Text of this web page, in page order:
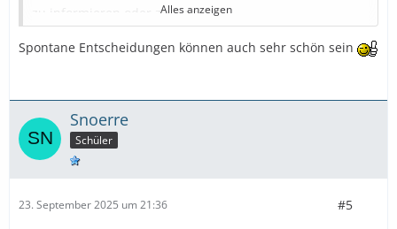
zu informieren oder zu planen.
Das einzig wichtige für mich war ein großes Schiff weil
Wir waren mit der Nova 1 Woche im Mittelmeer in einer
Meerblickkabine.
Und es war für uns die perfekte Reise, wir hatten ja
Aber auch heute sage ich noch es war für mich die
Alles anzeigen
Spontane Entscheidungen können auch sehr schön sein
Snoerre
Schüler
23. September 2025 um 21:36 #5